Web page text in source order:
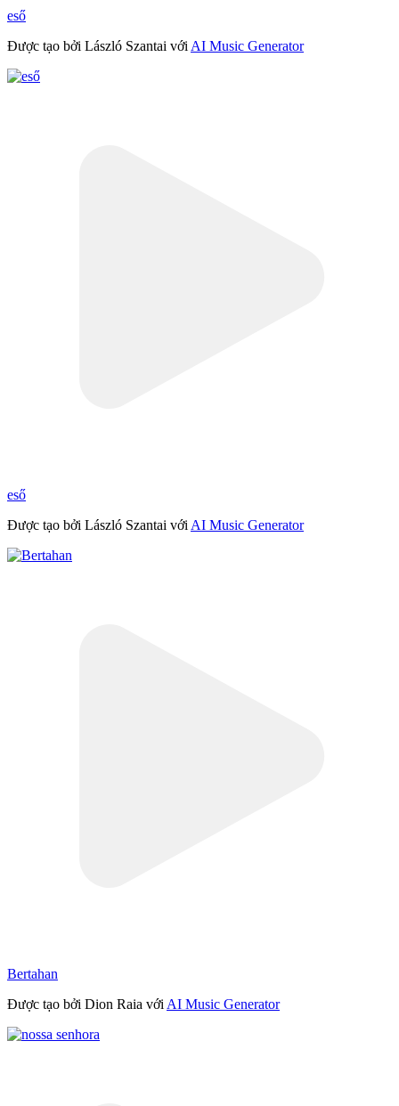
eső
Được tạo bởi László Szantai với AI Music Generator
eső
Được tạo bởi László Szantai với AI Music Generator
Bertahan
Được tạo bởi Dion Raia với AI Music Generator